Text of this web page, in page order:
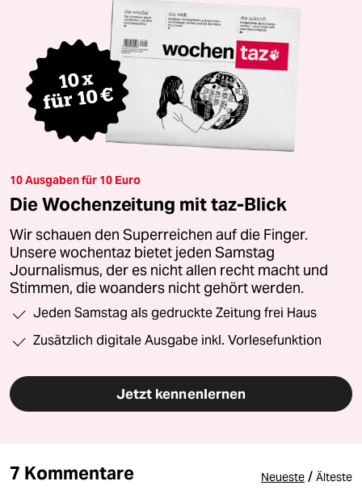
10 Ausgaben für 10 Euro
Die Wochenzeitung mit taz-Blick
Wir schauen den Superreichen auf die Finger.
Unsere wochentaz bietet jeden Samstag
Journalismus, der es nicht allen recht macht und
Stimmen, die woanders nicht gehört werden.
Jeden Samstag als gedruckte Zeitung frei Haus
Zusätzlich digitale Ausgabe inkl. Vorlesefunktion
Jetzt kennenlernen
7 Kommentare Neueste / Älteste